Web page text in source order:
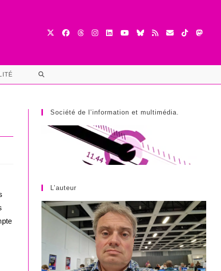
TOGGLE
SEARCH
Société de l’information et multimédia.
L’auteur